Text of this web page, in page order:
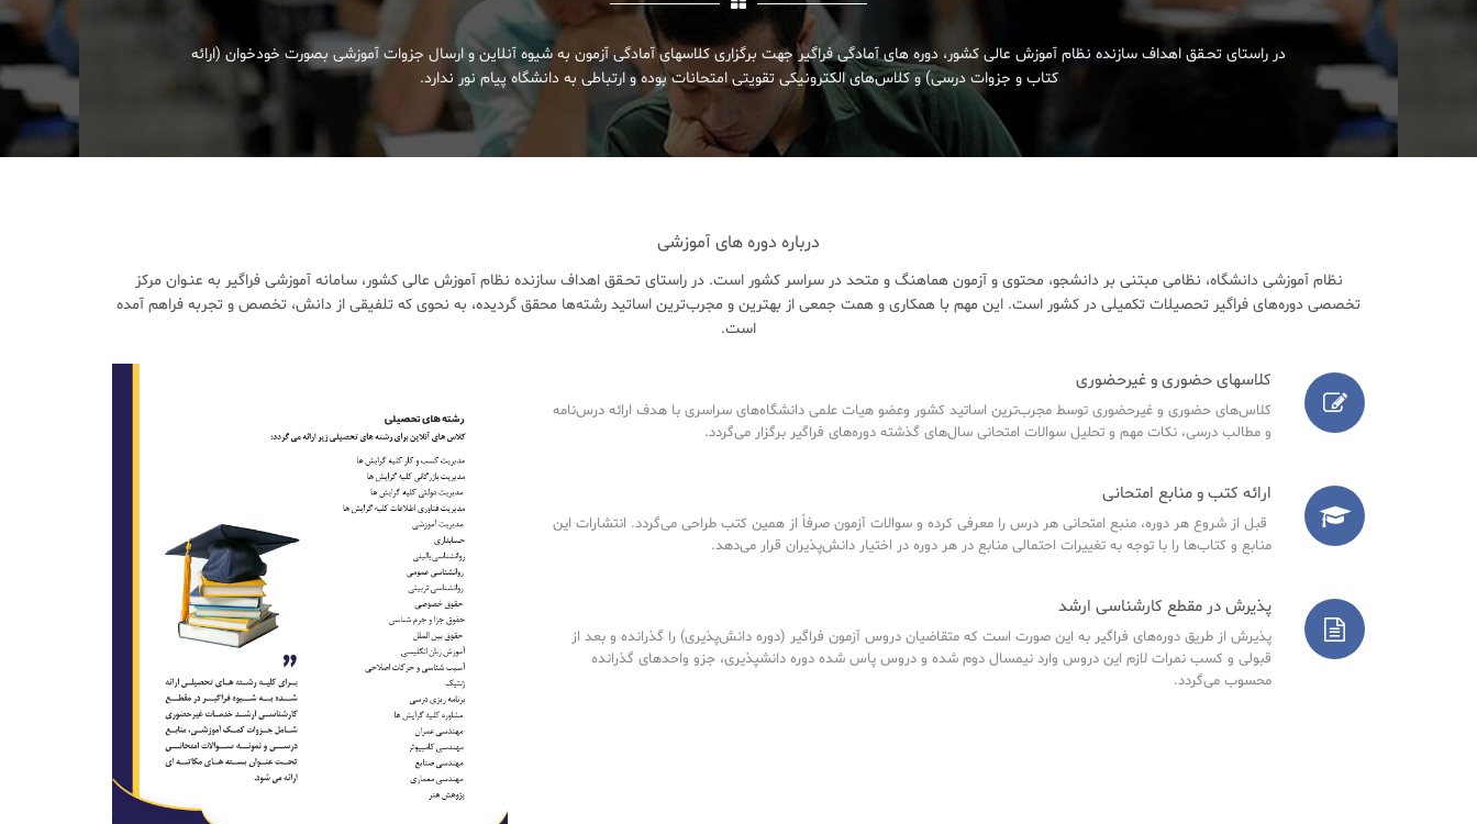
در راستای تحـقق اهداف سازنده نظام آموزش عالی کشور، دوره های آمادگی فراگیر جهت برگزاری کلاسهای آمادگی آزمون به شیوه آنلاین و ارسال جزوات آموزشی بصورت خودخوان (ارائه
کتاب و جزوات درسی) و کلاس‌های الکترونیکی تقویتی امتحانات بوده و ارتباطی به دانشگاه پیام نور ندارد.
درباره دوره های آموزشی
نظام آموزشی دانشگاه، نظامی مبتنی بر دانشجو، محتوی و آزمون هماهنگ و متحد در سراسر کشور است. در راستای تحـقق اهداف سازنده نظام آموزش عالی کشور، سامانه آموزشی فراگیر به عنـوان مرکز
تخصصی دوره‌های فراگیر تحصیلات تکمیلی در کشور است. این مهم با همکاری و همت جمعی از بهترین و مجرب‌ترین اساتید رشته‌ها محقق گردیده، به نحوی که تلفیقی از دانش، تخصص و تجربه فراهم آمده
است.
کلاسهای حضوری و غیرحضوری
کلاس‌های حضوری و غیرحضوری توسط مجرب‌ترین اساتید کشور وعضو هیات علمی دانشگاه‌های سراسری با هدف ارائه درس‌نامه‌
و مطالب درسی، نکات مهم و تحلیل سوالات امتحانی سال‌های گذشته دوره‌های فراگیر برگزار می‌گردد.
ارائه کتب و منابع امتحانی
قبل از شروع هر دوره، منبع امتحانی هر درس را معرفی کرده و سوالات آزمون صرفاً از همین کتب طراحی می‌گردد. انتشارات این
منابع و کتاب‌ها را با توجه به تغییرات احتمالی منابع در هر دوره در اختیار دانش‌پذیران قرار می‌دهد.
پذیرش در مقطع کارشناسی ارشد
پذیرش از طریق دوره‌های فراگیر به این صورت است که متقاضیان دروس آزمون فراگیر (دوره دانش‌پذیری) را گذرانده و بعد از
قبولی و کسب نمرات لازم این دروس وارد نیمسال دوم شده و دروس پاس شده دوره دانشپذیری، جزو واحدهای گذرانده
محسوب می‌گردد.